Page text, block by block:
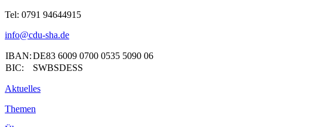
Tel: 0791 94644915
info@cdu-sha.de
IBAN:DE83 6009 0700 0535 5090 06
BIC:
SWBSDESS
Aktuelles
Themen